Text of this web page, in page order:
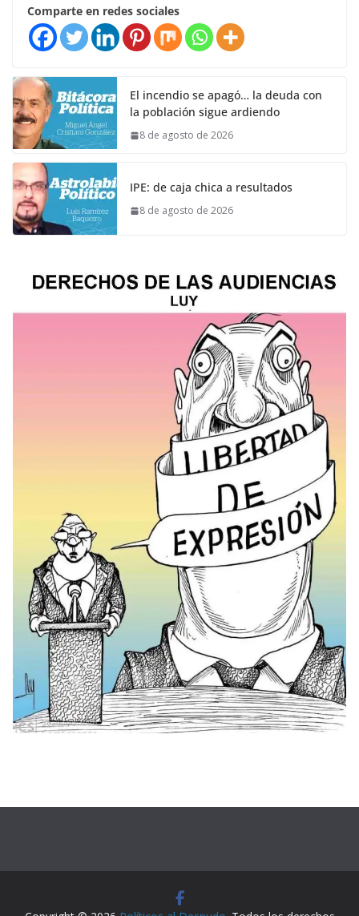
Comparte en redes sociales
El incendio se apagó… la deuda con
la población sigue ardiendo
8 de agosto de 2026
IPE: de caja chica a resultados
8 de agosto de 2026